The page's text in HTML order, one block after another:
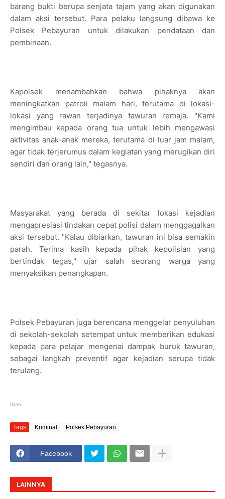
barang bukti berupa senjata tajam yang akan digunakan
dalam aksi tersebut. Para pelaku langsung dibawa ke
Polsek Pebayuran untuk dilakukan pendataan dan
pembinaan.
Kapolsek menambahkan bahwa pihaknya akan
meningkatkan patroli malam hari, terutama di lokasi-
lokasi yang rawan terjadinya tawuran remaja. "Kami
mengimbau kepada orang tua untuk lebih mengawasi
aktivitas anak-anak mereka, terutama di luar jam malam,
agar tidak terjerumus dalam kegiatan yang merugikan diri
sendiri dan orang lain," tegasnya.
Masyarakat yang berada di sekitar lokasi kejadian
mengapresiasi tindakan cepat polisi dalam menggagalkan
aksi tersebut. "Kalau dibiarkan, tawuran ini bisa semakin
parah. Terima kasih kepada pihak kepolisian yang
bertindak tegas," ujar salah seorang warga yang
menyaksikan penangkapan.
Polsek Pebayuran juga berencana menggelar penyuluhan
di sekolah-sekolah setempat untuk memberikan edukasi
kepada para pelajar mengenai dampak buruk tawuran,
sebagai langkah preventif agar kejadian serupa tidak
terulang.
Iklan
Tags Kriminal Polsek Pebayuran
Facebook
LAINNYA